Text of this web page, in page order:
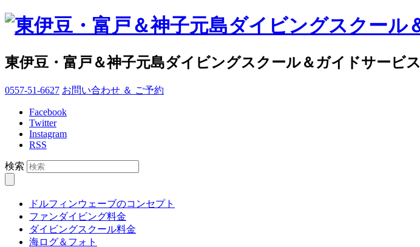
東伊豆・富戸＆神子元島ダイビングスクール＆ガイドサービス
0557-51-6627 お問い合わせ ＆ ご予約
Facebook
Twitter
Instagram
RSS
検索
ドルフィンウェーブのコンセプト
ファンダイビング料金
ダイビングスクール料金
海ログ＆フォト